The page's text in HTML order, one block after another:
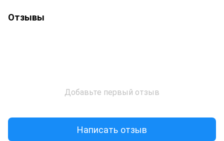
Отзывы
Добавьте первый отзыв
Написать отзыв